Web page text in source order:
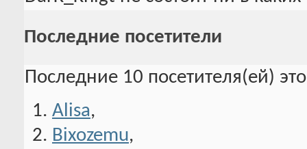
Последние посетители
Последние 10 посетителя(ей)
Alisa,
Bixozemu,